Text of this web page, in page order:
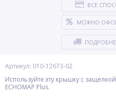
Артикул: 010-12673-02
Используйте эту крышку с
ECHOMAP Plus.
ВСЕ
МОЖНО